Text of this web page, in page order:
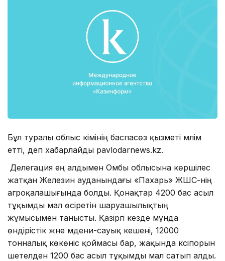
Бұл туралы облыс әкімінің баспасөз қызметі мәлім
етті, деп хабарлайды pavlodarnews.kz.
Делегация ең алдымен Омбы облысына көршілес
жатқан Железин ауданындағы «Пахарь» ЖШС-нің
агроқалашығында болды. Қонақтар 4200 бас асыл
тұқымды мал өсіретін шаруашылықтың
жұмысымен танысты. Қазіргі кезде мұнда
өндірістік және мәдени-сауық кешені, 12000
тонналық көкөніс қоймасы бар, жақында кәсіпорын
шетелден 1200 бас асыл тұқымды мал сатып алды.